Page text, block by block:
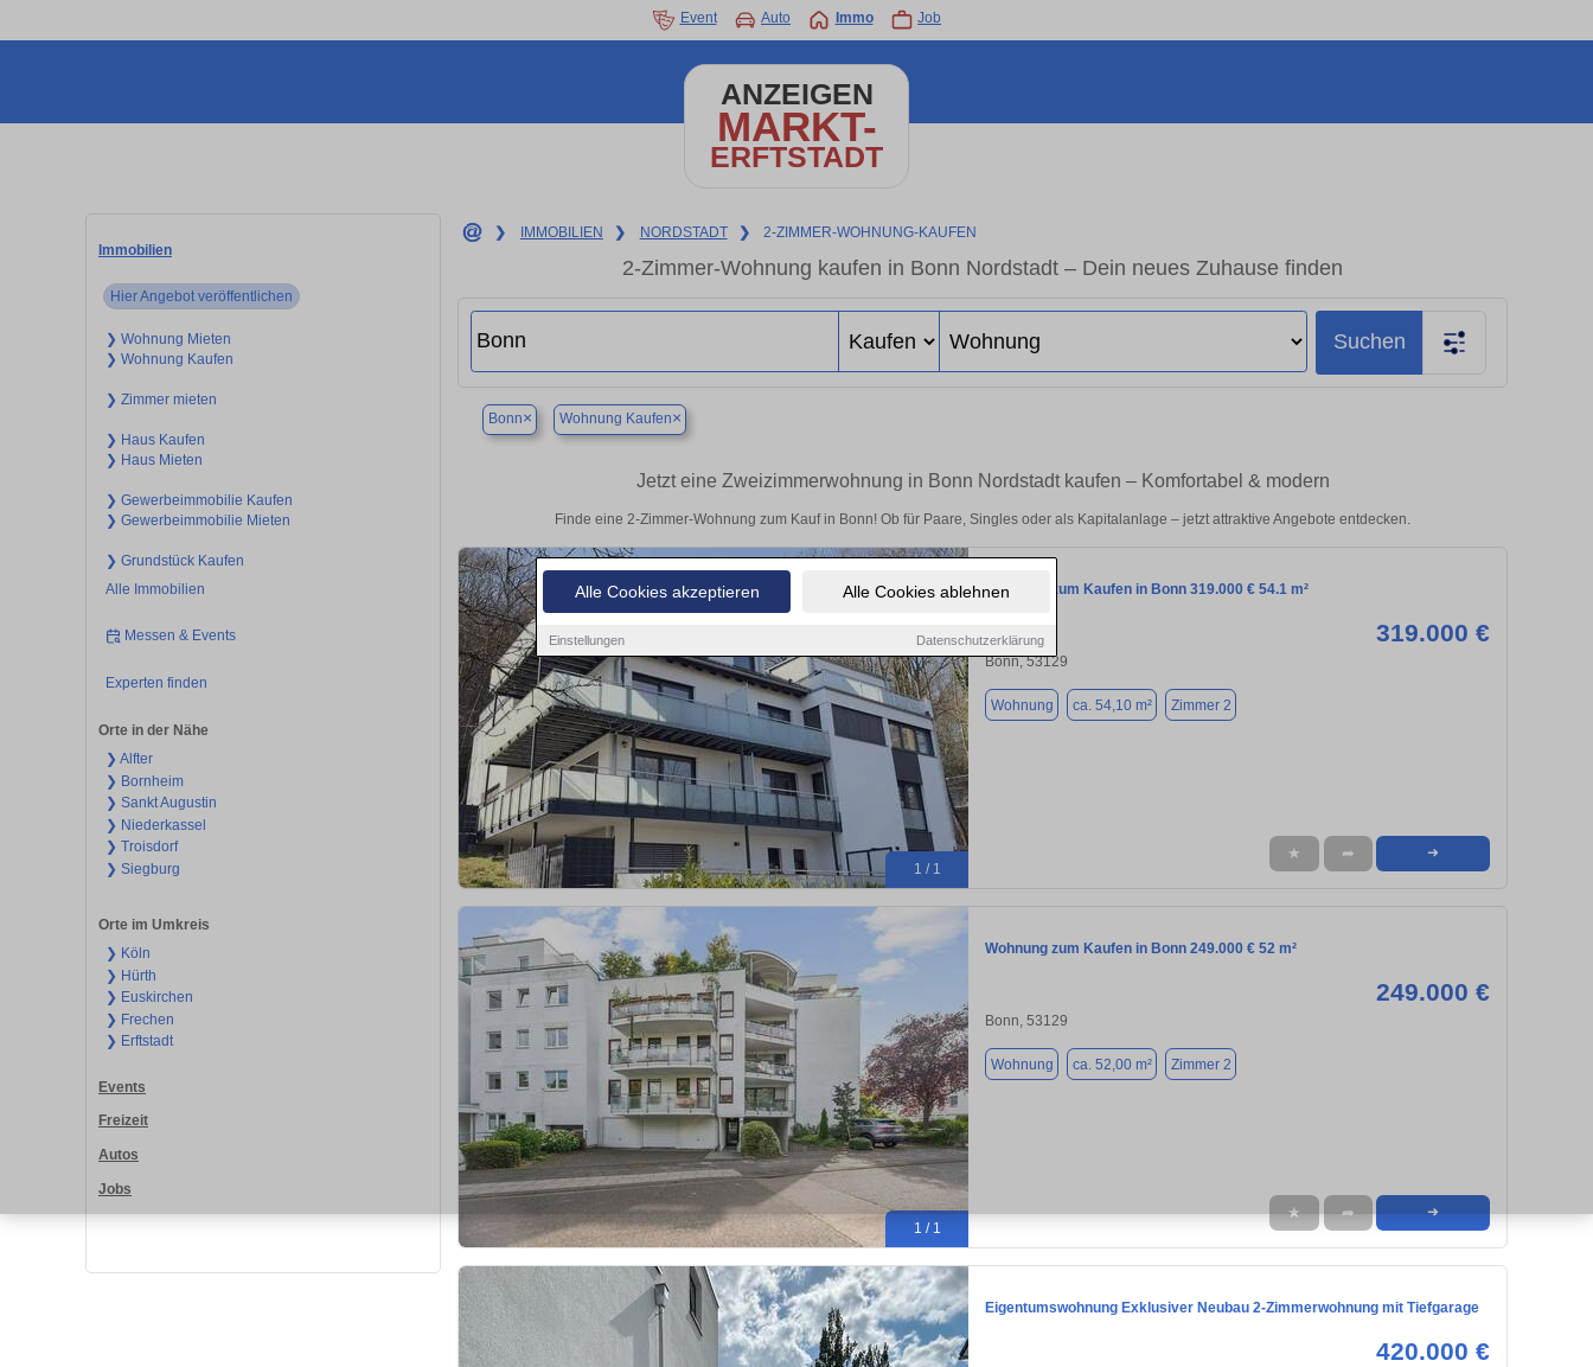
Alle Cookies akzeptieren Alle Cookies ablehnen
Einstellungen Datenschutzerklärung
Event Auto Immo Job
ANZEIGEN
MARKT-
ERFTSTADT
Immobilien
Hier Angebot veröffentlichen
❯ Wohnung Mieten
❯ Wohnung Kaufen
❯ Zimmer mieten
❯ Haus Kaufen
❯ Haus Mieten
❯ Gewerbeimmobilie Kaufen
❯ Gewerbeimmobilie Mieten
❯ Grundstück Kaufen
Alle Immobilien
Messen & Events
Experten finden
Orte in der Nähe
❯ Alfter
❯ Bornheim
❯ Sankt Augustin
❯ Niederkassel
❯ Troisdorf
❯ Siegburg
Orte im Umkreis
❯ Köln
❯ Hürth
❯ Euskirchen
❯ Frechen
❯ Erftstadt
Events
Freizeit
Autos
Jobs
❯ IMMOBILIEN ❯ NORDSTADT ❯ 2-ZIMMER-WOHNUNG-KAUFEN
2-Zimmer-Wohnung kaufen in Bonn Nordstadt – Dein neues Zuhause finden
Suchen
Bonn× Wohnung Kaufen×
Jetzt eine Zweizimmerwohnung in Bonn Nordstadt kaufen – Komfortabel & modern
Finde eine 2-Zimmer-Wohnung zum Kauf in Bonn! Ob für Paare, Singles oder als Kapitalanlage – jetzt attraktive Angebote entdecken.
1 / 1
Wohnung zum Kaufen in Bonn 319.000 € 54.1 m²
319.000 €
Bonn, 53129
Wohnung ca. 54,10 m² Zimmer 2
★ ➦ ➜
1 / 1
Wohnung zum Kaufen in Bonn 249.000 € 52 m²
249.000 €
Bonn, 53129
Wohnung ca. 52,00 m² Zimmer 2
★ ➦ ➜
Eigentumswohnung Exklusiver Neubau 2-Zimmerwohnung mit Tiefgarage
420.000 €